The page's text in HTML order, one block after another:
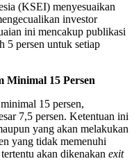
(KSEI) menyesuaikan
investor
ini mencakup publikasi
5 persen untuk setiap
Minimal 15 Persen
15 persen,
7,5 persen. Ketentuan ini
yang akan melakukan
yang tidak memenuhi
akan dikenakan exit